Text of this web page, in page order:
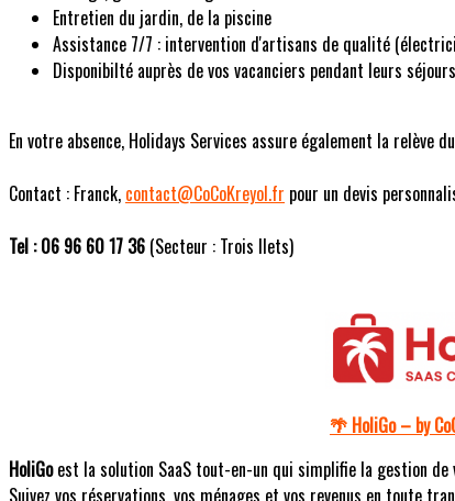
Entretien du jardin, de la piscine
Assistance 7/7 : intervention d'artisans de qualité
Disponibilté auprès de vos vacanciers pendant leurs
En votre absence, Holidays Services assure également la relève
Contact : Franck, contact@CoCoKreyol.fr pour un devis
Tel : 06 96 60 17 36 (Secteur : Trois Ilets)
🌴 HoliGo – by
HoliGoest la solution SaaS tout-en-un qui simplifie la gestion de
Suivez vos réservations, vos ménages et vos revenus en toute